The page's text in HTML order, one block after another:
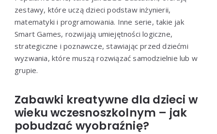
zestawy, które uczą dzieci podstaw inżynierii,
matematyki i programowania. Inne serie, takie jak
Smart Games, rozwijają umiejętności logiczne,
strategiczne i poznawcze, stawiając przed dziećmi
wyzwania, które muszą rozwiązać samodzielnie lub w
grupie.
Zabawki kreatywne dla dzieci w
wieku wczesnoszkolnym – jak
pobudzać wyobraźnię?